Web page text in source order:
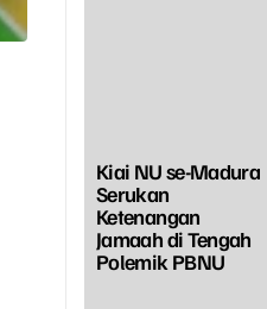
Kiai NU se-Madura
Serukan
Ketenangan
Jamaah di Tengah
Polemik PBNU